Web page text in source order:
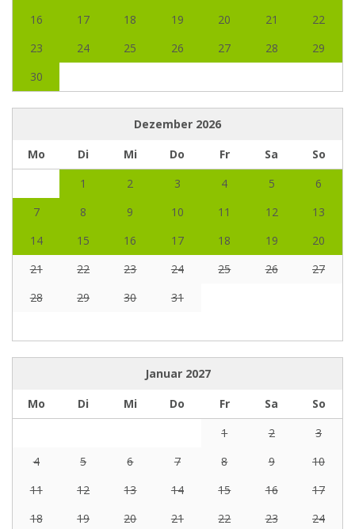
16
17 18 19 20 21
22
23
24 25 26 27 28
29
30
Dezember 2026
Mo
Di Mi Do Fr Sa
So
1
2 3 4 5
6
7
8 9 10 11 12
13
14
15 16 17 18 19
20
21
22 23 24 25 26
27
28
29 30 31
Januar 2027
Mo
Di Mi Do Fr Sa
So
1
2
3
4
5 6 7 8 9
10
11
12 13 14 15 16
17
18
19 20 21 22 23
24